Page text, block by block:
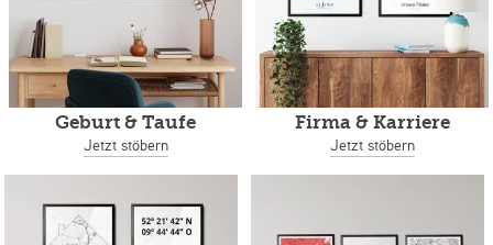
Geburt & Taufe
Jetzt stöbern
Firma & Karriere
Jetzt stöbern